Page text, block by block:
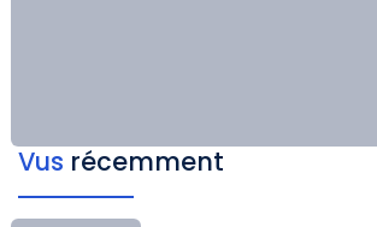
Vus récemment